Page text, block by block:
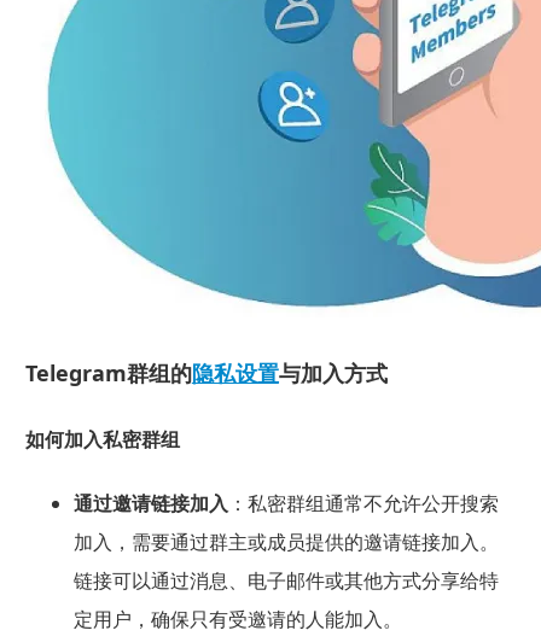
Telegram群组的隐私设置与加入方式
如何加入私密群组
通过邀请链接加入 ：私密群组通常不允许公开搜索
加入，需要通过群主或成员提供的邀请链接加入。
链接可以通过消息、电子邮件或其他方式分享给特
定用户，确保只有受邀请的人能加入。